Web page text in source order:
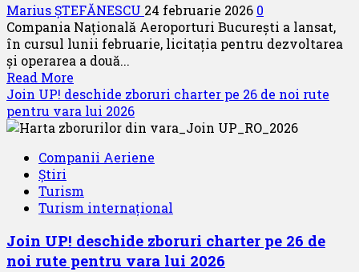
Europa
Marius ȘTEFĂNESCU 24 februarie 2026 0
Compania Națională Aeroporturi București a lansat,
în cursul lunii februarie, licitația pentru dezvoltarea
și operarea a două...
Read More
more
about
CNAB
standardele
două
lounge-
premium
își
Join UP! deschide zboruri charter pe 26 de noi rute
pentru vara lui 2026
Companii Aeriene
Știri
Turism
Turism internațional
Join UP! deschide zboruri charter pe 26 de
noi rute pentru vara lui 2026